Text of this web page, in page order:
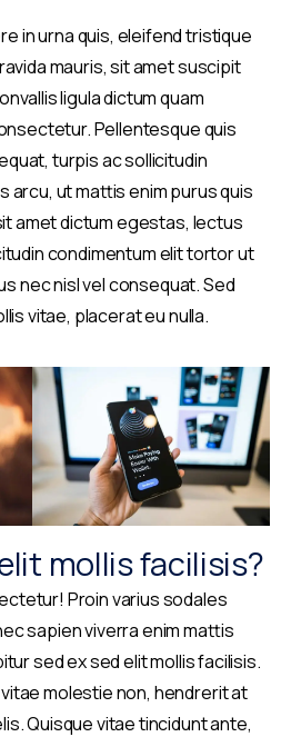
in urna quis, eleifend tristique
mauris, sit amet suscipit
ligula dictum quam
Pellentesque quis
turpis ac sollicitudin
arcu, ut mattis enim purus quis
amet dictum egestas, lectus
condimentum elit tortor ut
nec nisl vel consequat. Sed
vitae, placerat eu nulla.
mollis facilisis?
Proin varius sodales
sapien viverra enim mattis
sed ex sed elit mollis facilisis.
molestie non, hendrerit at
Quisque vitae tincidunt ante,